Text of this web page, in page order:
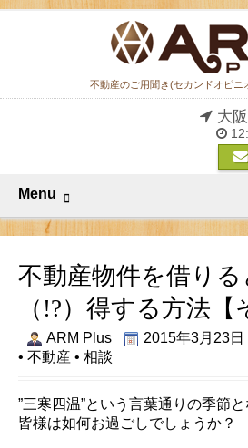
不動産のご用聞き(セカンドオピニ
大
Menu
不動産物件を借りる
（!?）得する方法【
ARM Plus 2015年3月23日
• 不動産 • 相談
”三寒四温”という言葉通りの季節
皆様は如何お過ごしでしょうか？